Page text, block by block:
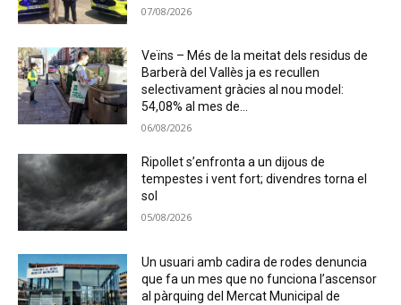
07/08/2026
Veïns – Més de la meitat dels residus de
Barberà del Vallès ja es recullen
selectivament gràcies al nou model:
54,08% al mes de...
06/08/2026
Ripollet s’enfronta a un dijous de
tempestes i vent fort; divendres torna el
sol
05/08/2026
Un usuari amb cadira de rodes denuncia
que fa un mes que no funciona l’ascensor
al pàrquing del Mercat Municipal de